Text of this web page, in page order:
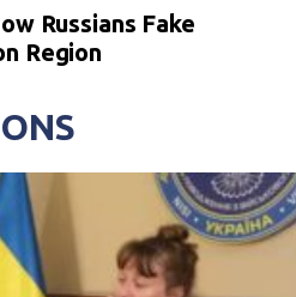
Russians Fake
Region